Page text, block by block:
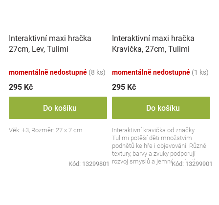
Interaktivní maxi hračka
27cm, Lev, Tulimi
momentálně nedostupné (8 ks)
295 Kč
Do košíku
Věk: +3, Rozměr: 27 x 7 cm
Kód: 13299801
Interaktivní maxi hračka
Kravička, 27cm, Tulimi
momentálně nedostupné (1 ks)
295 Kč
Do košíku
Interaktivní kravička od značky
Tulimi potěší děti množstvím
podnětů ke hře i objevování. Různé
textury, barvy a zvuky podporují
rozvoj smyslů a jemné motoriky.
Kód: 13299901